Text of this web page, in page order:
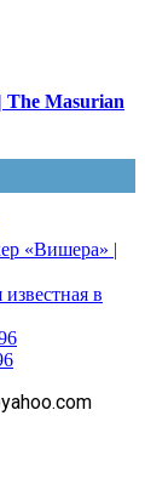
The Masurian
«Вишера» |
в